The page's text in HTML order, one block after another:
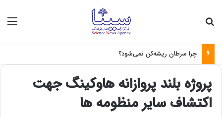
چرا سرطان ریشه‌کن نمی‌شود؟
پروژه بلند پروازانه هاوکینگ جهت
اکتشاف سایر منظومه ها